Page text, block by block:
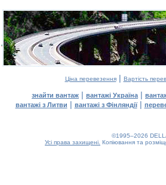
Ціна перевезення| Вартість
знайти вантаж | вантажі Україна |
вантажі з Литви | вантажі з Фінляндії|
©1995–2026
Усі права захищені. Копіювання та